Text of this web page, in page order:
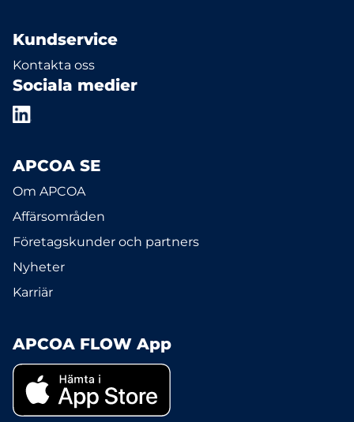
Kundservice
Kontakta oss
Sociala medier
APCOA SE
Om APCOA
Affärsområden
Företagskunder och partners
Nyheter
Karriär
APCOA FLOW App